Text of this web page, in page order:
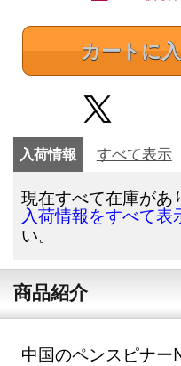
カートに
入荷情報 すべて表示
現在すべて在庫があ
入荷情報をすべて表
い。
商品紹介
中国のペンスピナ